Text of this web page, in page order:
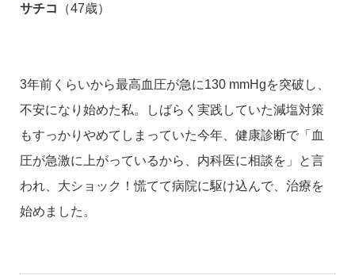
サチコ （47歳）
3年前くらいから最高血圧が急に130 mmHgを突破し、
不安になり始めた私。しばらく実践していた減塩対策
もすっかりやめてしまっていた今年、健康診断で「血
圧が急激に上がっているから、内科医に相談を」と言
われ、大ショック！慌てて病院に駆け込んで、治療を
始めました。